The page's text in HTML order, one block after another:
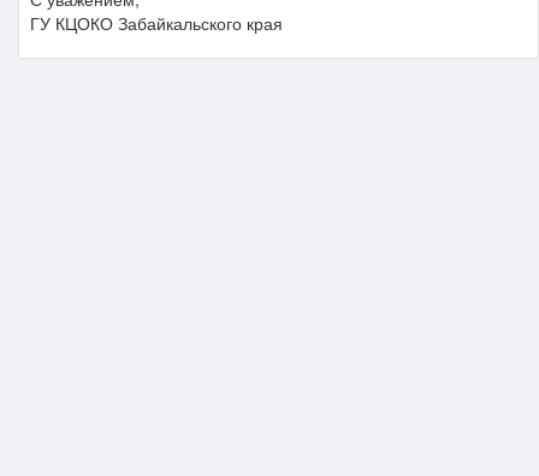
ГУ КЦОКО Забайкальского края